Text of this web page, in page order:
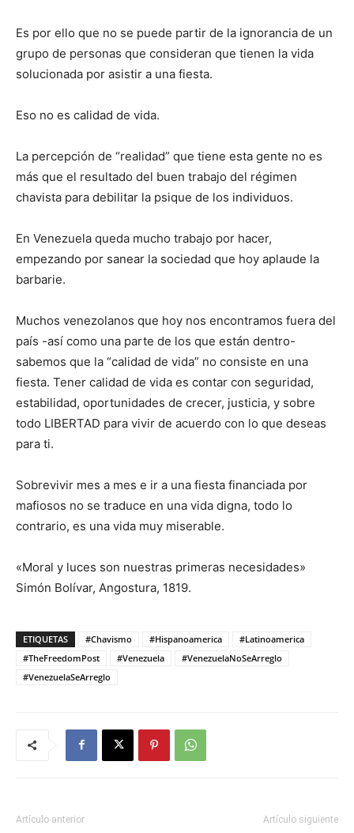
Es por ello que no se puede partir de la ignorancia de un
grupo de personas que consideran que tienen la vida
solucionada por asistir a una fiesta.
Eso no es calidad de vida.
La percepción de “realidad” que tiene esta gente no es
más que el resultado del buen trabajo del régimen
chavista para debilitar la psique de los individuos.
En Venezuela queda mucho trabajo por hacer,
empezando por sanear la sociedad que hoy aplaude la
barbarie.
Muchos venezolanos que hoy nos encontramos fuera del
país -así como una parte de los que están dentro-
sabemos que la “calidad de vida” no consiste en una
fiesta. Tener calidad de vida es contar con seguridad,
estabilidad, oportunidades de crecer, justicia, y sobre
todo LIBERTAD para vivir de acuerdo con lo que deseas
para ti.
Sobrevivir mes a mes e ir a una fiesta financiada por
mafiosos no se traduce en una vida digna, todo lo
contrario, es una vida muy miserable.
«Moral y luces son nuestras primeras necesidades»
Simón Bolívar, Angostura, 1819.
ETIQUETAS #Chavismo #Hispanoamerica
#Latinoamerica
#TheFreedomPost
#Venezuela
#VenezuelaNoSeArreglo
#VenezuelaSeArreglo
Artículo anterior Artículo siguiente